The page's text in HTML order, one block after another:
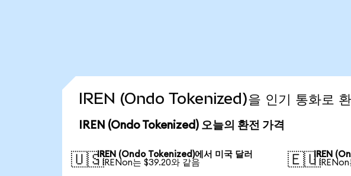
IREN (Ondo Tokenized)을 인기 통화로 환
IREN (Ondo Tokenized) 오늘의 환전 가격
🇺🇸IREN (Ondo Tokenized)에서 미국 달러
1 IRENon는 $39.20와 같음
🇪🇺IREN
1